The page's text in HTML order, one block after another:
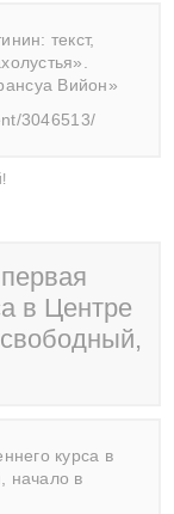
текст,
Вийон»
3046513/
в Центре
курса в
начало в